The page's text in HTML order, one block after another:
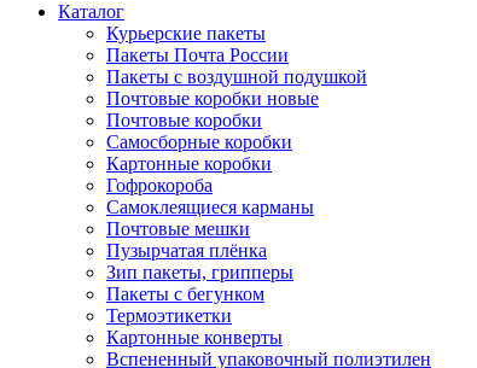
Каталог
Курьерские пакеты
Пакеты Почта России
Пакеты с воздушной подушкой
Почтовые коробки новые
Почтовые коробки
Самосборные коробки
Картонные коробки
Гофрокороба
Самоклеящиеся карманы
Почтовые мешки
Пузырчатая плёнка
Зип пакеты, грипперы
Пакеты с бегунком
Термоэтикетки
Картонные конверты
Вспененный упаковочный полиэтилен